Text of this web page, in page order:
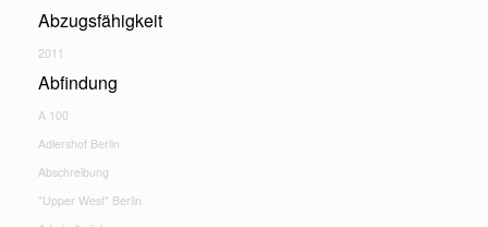
Abzugsfähigkeit
2011
Abfindung
A 100
Adlershof Berlin
Abschreibung
"Upper West" Berlin